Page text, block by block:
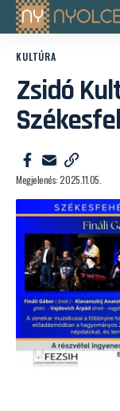
KULTÚRA
Zsidó
Megjelenés: 2025.11.05.